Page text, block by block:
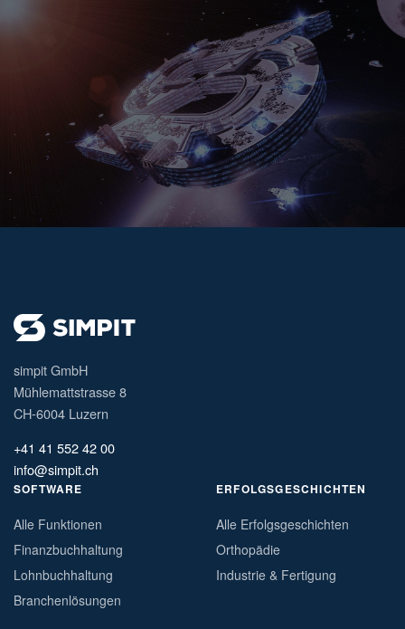
simpit GmbH
Mühlemattstrasse 8
CH-6004 Luzern
+41 41 552 42 00
info@simpit.ch
SOFTWARE
Alle Funktionen
Finanzbuchhaltung
Lohnbuchhaltung
Branchenlösungen
ERFOLGSGESCHICHTEN
Alle Erfolgsgeschichten
Orthopädie
Industrie & Fertigung